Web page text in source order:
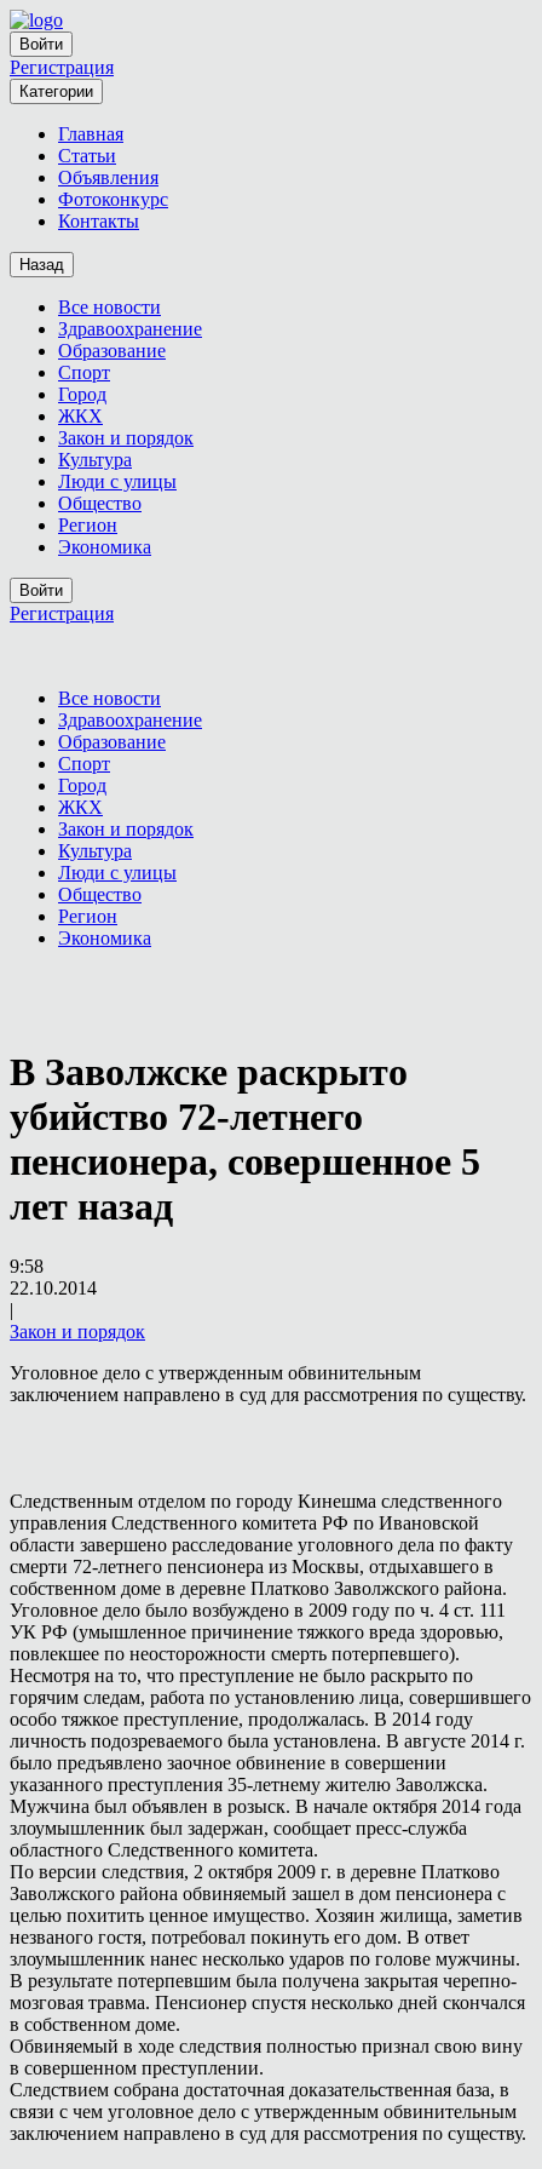
Войти
Регистрация
Категории
Главная
Статьи
Объявления
Фотоконкурс
Контакты
Назад
Все новости
Здравоохранение
Образование
Спорт
Город
ЖКХ
Закон и порядок
Культура
Люди с улицы
Общество
Регион
Экономика
Войти
Регистрация
Все новости
Здравоохранение
Образование
Спорт
Город
ЖКХ
Закон и порядок
Культура
Люди с улицы
Общество
Регион
Экономика
В Заволжске раскрыто
убийство 72-летнего
пенсионера, совершенное 5
лет назад
9:58
22.10.2014
|
Закон и порядок
Уголовное дело с утвержденным обвинительным
заключением направлено в суд для рассмотрения по существу.
Следственным отделом по городу Кинешма следственного
управления Следственного комитета РФ по Ивановской
области завершено расследование уголовного дела по факту
смерти 72-летнего пенсионера из Москвы, отдыхавшего в
собственном доме в деревне Платково Заволжского района.
Уголовное дело было возбуждено в 2009 году по ч. 4 ст. 111
УК РФ (умышленное причинение тяжкого вреда здоровью,
повлекшее по неосторожности смерть потерпевшего).
Несмотря на то, что преступление не было раскрыто по
горячим следам, работа по установлению лица, совершившего
особо тяжкое преступление, продолжалась. В 2014 году
личность подозреваемого была установлена. В августе 2014 г.
было предъявлено заочное обвинение в совершении
указанного преступления 35-летнему жителю Заволжска.
Мужчина был объявлен в розыск. В начале октября 2014 года
злоумышленник был задержан, сообщает пресс-служба
областного Следственного комитета.
По версии следствия, 2 октября 2009 г. в деревне Платково
Заволжского района обвиняемый зашел в дом пенсионера с
целью похитить ценное имущество. Хозяин жилища, заметив
незваного гостя, потребовал покинуть его дом. В ответ
злоумышленник нанес несколько ударов по голове мужчины.
В результате потерпевшим была получена закрытая черепно-
мозговая травма. Пенсионер спустя несколько дней скончался
в собственном доме.
Обвиняемый в ходе следствия полностью признал свою вину
в совершенном преступлении.
Следствием собрана достаточная доказательственная база, в
связи с чем уголовное дело с утвержденным обвинительным
заключением направлено в суд для рассмотрения по существу.